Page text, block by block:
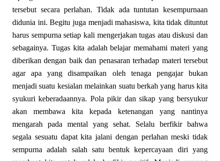
tersebut secara perlahan. Tidak ada tuntutan kesempurnaan
didunia ini. Begitu juga menjadi mahasiswa, kita tidak dituntut
harus sempurna setiap kali mengerjakan tugas atau diskusi dan
sebagainya. Tugas kita adalah belajar memahami materi yang
diberikan dengan baik dan penasaran terhadap materi tersebut
agar apa yang disampaikan oleh tenaga pengajar bukan
menjadi suatu kesialan melainkan suatu berkah yang harus kita
syukuri keberadaannya. Pola pikir dan sikap yang bersyukur
akan membawa kita kepada ketenangan yang nantinya
mengarah pada mental yang sehat. Selalu berfikir bahwa
segala sesuatu dapat kita jalani dengan perlahan meski tidak
sempurna adalah salah satu bentuk kepercayaan diri yang